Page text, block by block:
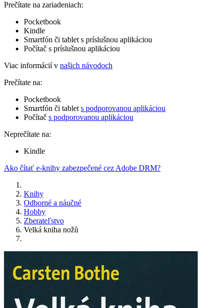
Prečítate na zariadeniach:
Pocketbook
Kindle
Smartfón či tablet s príslušnou aplikáciou
Počítač s príslušnou aplikáciou
Viac informácií v našich návodoch
Prečítate na:
Pocketbook
Smartfón či tablet s podporovanou aplikáciou
Počítač s podporovanou aplikáciou
Neprečítate na:
Kindle
Ako čítať e-knihy zabezpečené cez Adobe DRM?
Knihy
Odborné a náučné
Hobby
Zberateľstvo
Velká kniha nožů